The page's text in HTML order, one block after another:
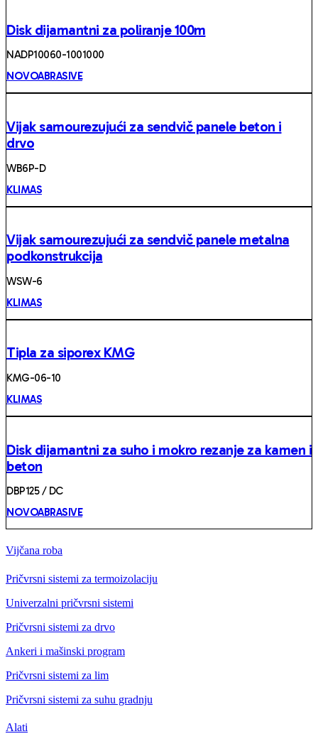
Disk dijamantni za poliranje 100m
NADP10060-1001000
NOVOABRASIVE
Vijak samourezujući za sendvič panele beton i
drvo
WB6P-D
KLIMAS
Vijak samourezujući za sendvič panele metalna
podkonstrukcija
WSW-6
KLIMAS
Tipla za siporex KMG
KMG-06-10
KLIMAS
Disk dijamantni za suho i mokro rezanje za kamen i
beton
DBP125 / DC
NOVOABRASIVE
Vijčana roba
Pričvrsni sistemi za termoizolaciju
Univerzalni pričvrsni sistemi
Pričvrsni sistemi za drvo
Ankeri i mašinski program
Pričvrsni sistemi za lim
Pričvrsni sistemi za suhu gradnju
Alati